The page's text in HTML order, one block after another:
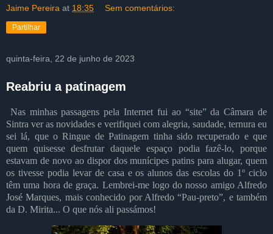
Jaime Pereira at 18:35 Sem comentários:
Partilhar
quinta-feira, 22 de junho de 2023
Reabriu a patinagem
Nas minhas passagens pela Internet fui ao “site” da Câmara de
Sintra ver as novidades e verifiquei com alegria, saudade, ternura eu
sei lá, que o Ringue de Patinagem tinha sido recuperado e que
quem quisesse desfrutar daquele espaço podia fazê-lo, porque
estavam de novo ao dispor dos munícipes patins para alugar, quem
os tivesse podia levar de casa e os alunos das escolas do 1º ciclo
têm uma hora de graça. Lembrei-me logo do nosso amigo Alfredo
José Marques, mais conhecido por Alfredo “Pau-preto”, e também
da D. Mirita... O que nós ali passámos!